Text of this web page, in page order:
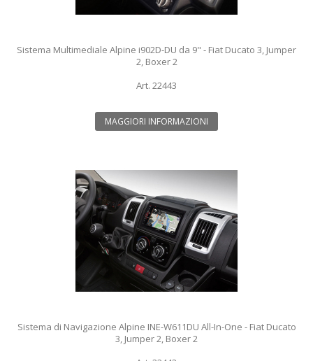
Sistema Multimediale Alpine i902D-DU da 9" - Fiat Ducato 3, Jumper
2, Boxer 2
Art. 22443
MAGGIORI INFORMAZIONI
Sistema di Navigazione Alpine INE-W611DU All-In-One - Fiat Ducato
3, Jumper 2, Boxer 2